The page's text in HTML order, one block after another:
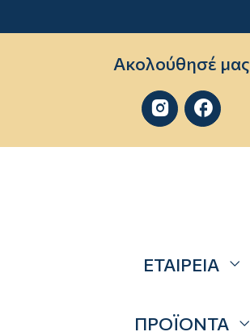
Ακολούθησέ μας
 
ΕΤΑΙΡΕΙΑ
Επικοινωνία
ΠΡΟΪΟΝΤΑ